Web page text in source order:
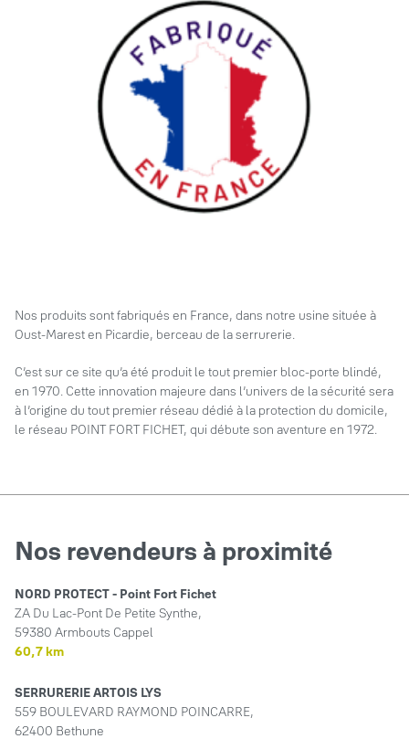
Nos produits sont fabriqués en France, dans notre usine située à
Oust-Marest en Picardie, berceau de la serrurerie.
C’est sur ce site qu’a été produit le tout premier bloc-porte blindé,
en 1970. Cette innovation majeure dans l’univers de la sécurité sera
à l’origine du tout premier réseau dédié à la protection du domicile,
le réseau POINT FORT FICHET, qui débute son aventure en 1972.
Nos revendeurs à proximité
NORD PROTECT - Point Fort Fichet
ZA Du Lac-Pont De Petite Synthe,
59380 Armbouts Cappel
60,7 km
SERRURERIE ARTOIS LYS
559 BOULEVARD RAYMOND POINCARRE,
62400 Bethune